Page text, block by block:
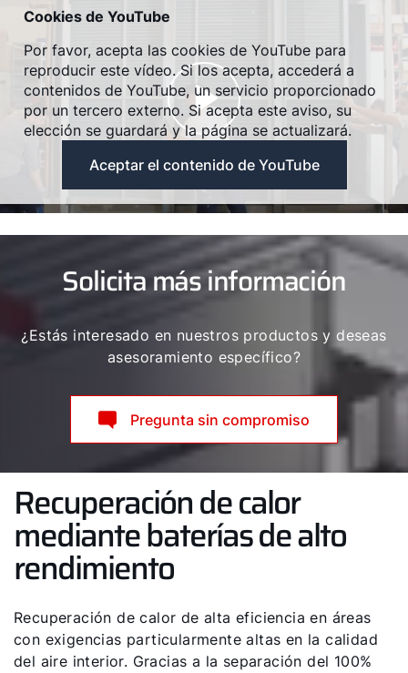
Cookies de YouTube
Por favor, acepta las cookies de YouTube para
reproducir este vídeo. Si los acepta, accederá a
contenidos de YouTube, un servicio proporcionado
por un tercero externo. Si acepta este aviso, su
elección se guardará y la página se actualizará.
Aceptar el contenido de YouTube
Solicita más información
¿Estás interesado en nuestros productos y deseas
asesoramiento específico?
Pregunta sin compromiso
Recuperación de calor
mediante baterías de alto
rendimiento
Recuperación de calor de alta eficiencia en áreas
con exigencias particularmente altas en la calidad
del aire interior. Gracias a la separación del 100%